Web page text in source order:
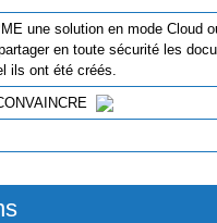
une solution en mode Cloud
en toute sécurité les
ils ont été créés.